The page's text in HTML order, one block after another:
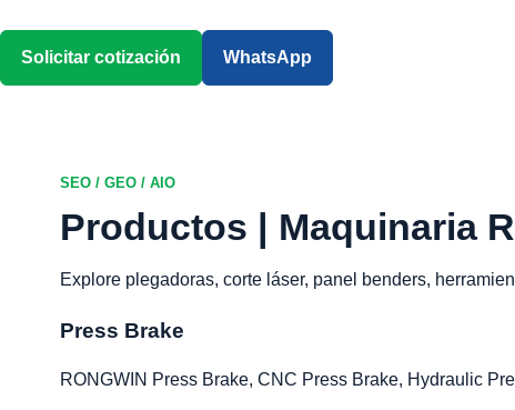
Solicitar cotización WhatsApp
SEO / GEO / AIO
Productos | Maquinaria
Explore plegadoras, corte láser, panel benders,
Press Brake
RONGWIN Press Brake, CNC Press Brake, Hydraulic